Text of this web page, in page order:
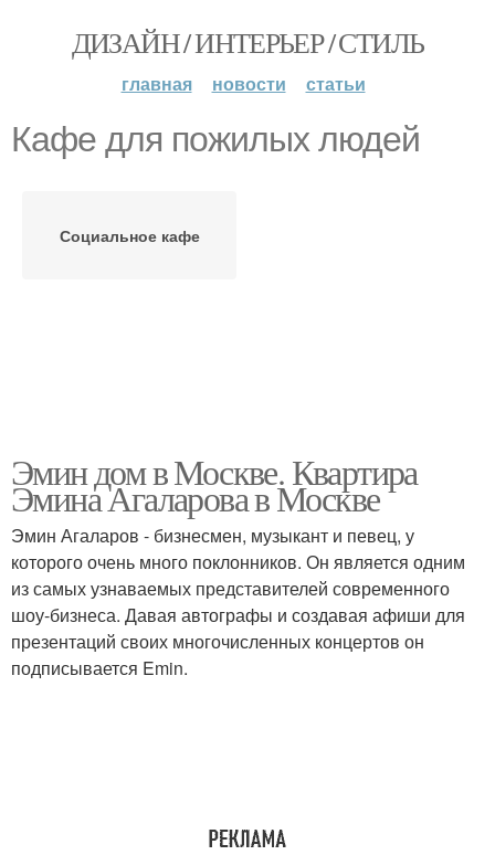
ДИЗАЙН / ИНТЕРЬЕР / СТИЛЬ
главная новости статьи
Кафе для пожилых людей
Социальное кафе
Эмин дом в Москве. Квартира
Эмина Агаларова в Москве
Эмин Агаларов - бизнесмен, музыкант и певец, у
которого очень много поклонников. Он является одним
из самых узнаваемых представителей современного
шоу-бизнеса. Давая автографы и создавая афиши для
презентаций своих многочисленных концертов он
подписывается Emin.